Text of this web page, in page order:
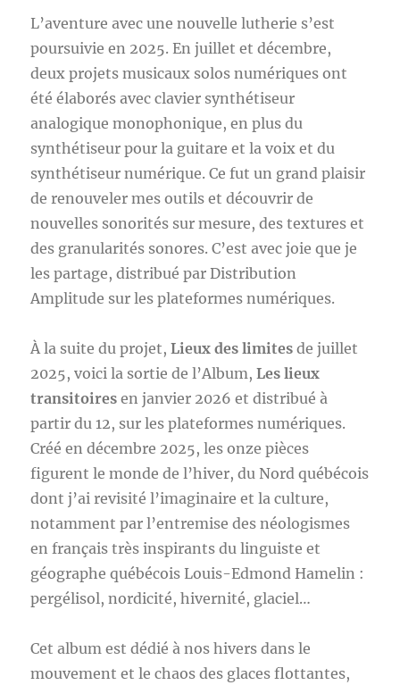
L’aventure avec une nouvelle lutherie s’est
poursuivie en 2025. En juillet et décembre,
deux projets musicaux solos numériques ont
été élaborés avec clavier synthétiseur
analogique monophonique, en plus du
synthétiseur pour la guitare et la voix et du
synthétiseur numérique. Ce fut un grand plaisir
de renouveler mes outils et découvrir de
nouvelles sonorités sur mesure, des textures et
des granularités sonores. C’est avec joie que je
les partage, distribué par Distribution
Amplitude sur les plateformes numériques.
À la suite du projet,Lieux des limites de juillet
2025, voici la sortie de l’Album,Les lieux
transitoires en janvier 2026 et distribué à
partir du 12, sur les plateformes numériques.
Créé en décembre 2025, les onze pièces
figurent le monde de l’hiver, du Nord québécois
dont j’ai revisité l’imaginaire et la culture,
notamment par l’entremise des néologismes
en français très inspirants du linguiste et
géographe québécois Louis-Edmond Hamelin :
pergélisol, nordicité, hivernité, glaciel…
Cet album est dédié à nos hivers dans le
mouvement et le chaos des glaces flottantes,